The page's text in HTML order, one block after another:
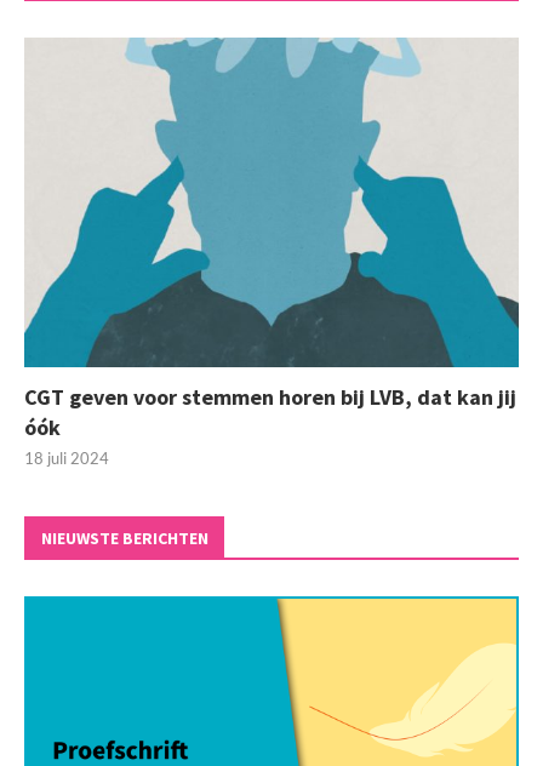
CGT geven voor stemmen horen bij LVB, dat kan jij
óók
18 juli 2024
NIEUWSTE BERICHTEN